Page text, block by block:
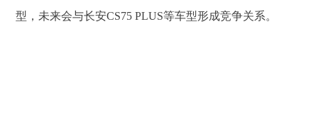
型，未来会与长安CS75 PLUS等车型形成竞争关系。